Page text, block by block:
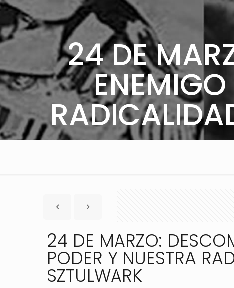
24 DE
ENEMIGO
24 DE MARZO:
PODER Y NUESTRA
SZTULWARK